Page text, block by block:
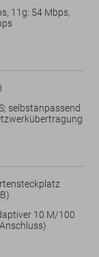
11g: 54 Mbps,
selbstanpassend
10 M/100